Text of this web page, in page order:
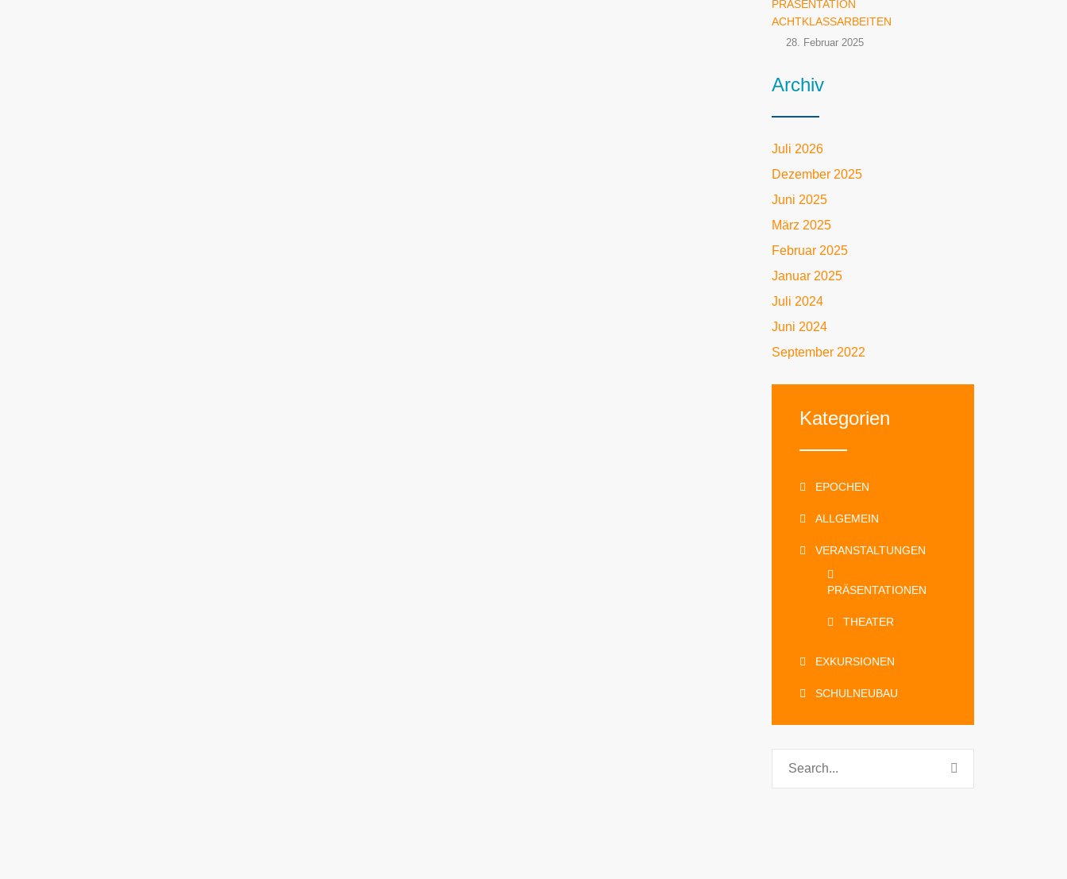
PRÄSENTATION
ACHTKLASSARBEITEN
28. Februar 2025
Archiv
Juli 2026
Dezember 2025
Juni 2025
März 2025
Februar 2025
Januar 2025
Juli 2024
Juni 2024
September 2022
Kategorien
EPOCHEN
ALLGEMEIN
VERANSTALTUNGEN
PRÄSENTATIONEN
THEATER
EXKURSIONEN
SCHULNEUBAU